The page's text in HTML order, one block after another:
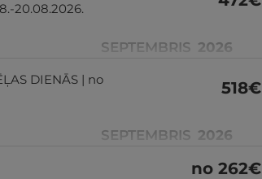
20.08.2026.
SEPTEMBRIS 2026
DIENĀS | no
518€
SEPTEMBRIS 2026
no 262€